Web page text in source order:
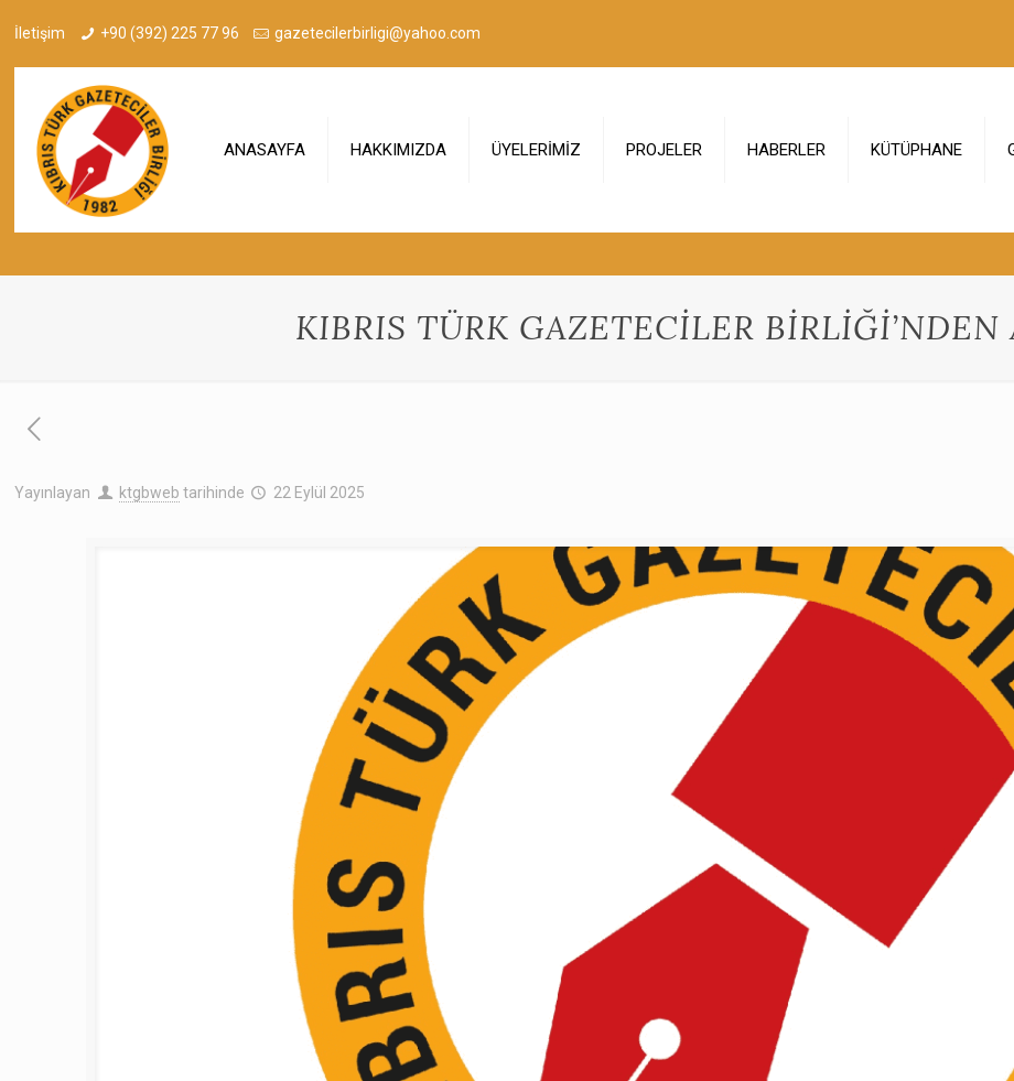
İletişim +90 (392) 225 77 96 gazetecilerbirligi@yahoo.com
ANASAYFA HAKKIMIZDA ÜYELERİMİZ PROJELER HABERLER KÜTÜPHANE
KIBRIS TÜRK GAZETECİLER
Yayınlayan ktgbweb tarihinde 22 Eylül 2025